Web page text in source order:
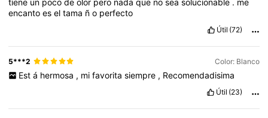
encantoeseltama ño perfecto
Útil (72)
5***2 Color: Blanco
Est á hermosa , mi favorita siempre , Recomendadisima
Útil (23)